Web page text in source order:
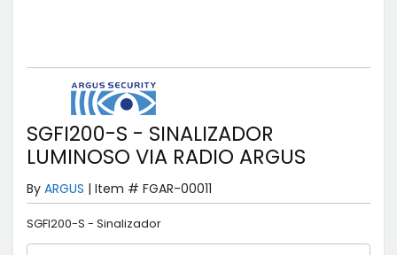
SGFI200-S - SINALIZADOR
LUMINOSO VIA RADIO ARGUS
By ARGUS | Item # FGAR-00011
SGFI200-S - Sinalizador